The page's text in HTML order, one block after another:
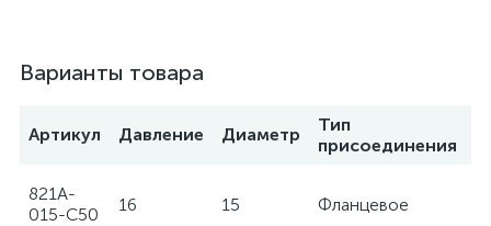
Варианты товара
Артикул Давление Диаметр
Тип
присоединения
821A-
015-C50
16 15 Фланцевое